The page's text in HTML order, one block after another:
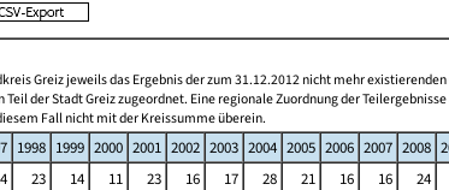
Greiz jeweils das Ergebnis der zum 31.12.2012 nicht mehr
der Stadt Greiz zugeordnet. Eine regionale Zuordnung der
Fall nicht mit der Kreissumme überein.
1998 1999 2000 2001 2002 2003 2004 2005 2006 2007 2008
23 14 11 23 16 17 28 21 16 16 24